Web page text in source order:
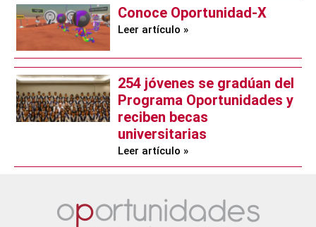
Conoce Oportunidad-X
Leer artículo »
254 jóvenes se gradúan del
Programa Oportunidades y
reciben becas
universitarias
Leer artículo »